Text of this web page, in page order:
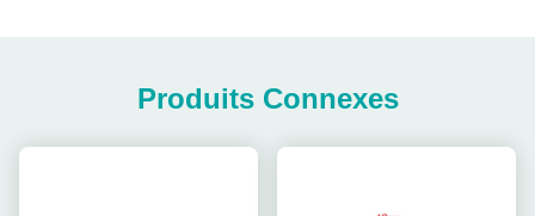
Produits Connexes